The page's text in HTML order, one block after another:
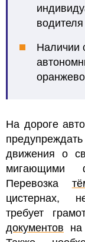
Наличии
На дороге
движения о
мигающими
Перевозка
цистернах,
требует
документов на